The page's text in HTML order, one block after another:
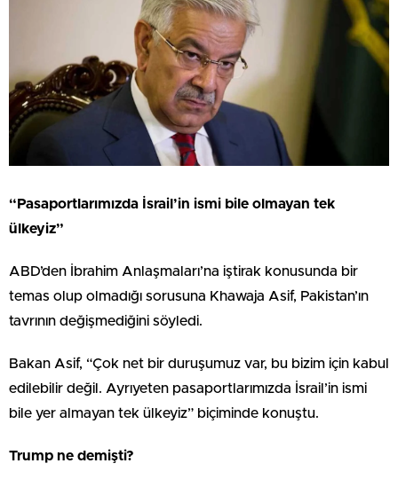
“Pasaportlarımızda İsrail’in ismi bile olmayan tek
ülkeyiz”
ABD’den İbrahim Anlaşmaları’na iştirak konusunda bir
temas olup olmadığı sorusuna Khawaja Asif, Pakistan’ın
tavrının değişmediğini söyledi.
Bakan Asif, “Çok net bir duruşumuz var, bu bizim için kabul
edilebilir değil. Ayrıyeten pasaportlarımızda İsrail’in ismi
bile yer almayan tek ülkeyiz” biçiminde konuştu.
Trump ne demişti?